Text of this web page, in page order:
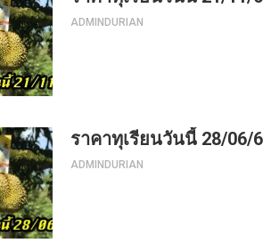
ADMINDURIAN
ราคาทุเรียนวันนี้ 28/06/
ADMINDURIAN